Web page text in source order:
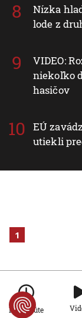
Nízka
lode z
VIDEO:
niekoľko
hasičov
EÚ
utiekli
1
Po minúte